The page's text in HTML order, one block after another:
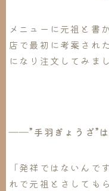
メニューに元祖と書
店で最初に考案され
になり注文してみまし
――”手羽ぎょうざ”
「発祥ではないん
れで元祖とさしても